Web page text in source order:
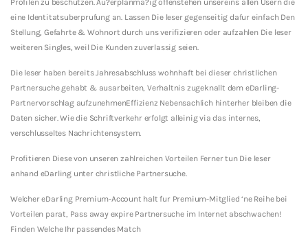
Profilen zu beschutzen. Au?erplanma?ig offenstehen unsereins allen Usern die
eine Identitatsuberprufung an. Lassen Die leser gegenseitig dafur einfach Den
Stellung, Gefahrte & Wohnort durch uns verifizieren oder aufzahlen Die leser
weiteren Singles, weil Die Kunden zuverlassig seien.
Die leser haben bereits Jahresabschluss wohnhaft bei dieser christlichen
Partnersuche gehabt & ausarbeiten, Verhaltnis zugeknallt dem eDarling-
Partnervorschlag aufzunehmenEffizienz Nebensachlich hinterher bleiben die
Daten sicher. Wie die Schriftverkehr erfolgt alleinig via das internes,
verschlusseltes Nachrichtensystem.
Profitieren Diese von unseren zahlreichen Vorteilen Ferner tun Die leser
anhand eDarling unter christliche Partnersuche.
Welcher eDarling Premium-Account halt fur Premium-Mitglied ‘ne Reihe bei
Vorteilen parat, Pass away expire Partnersuche im Internet abschwachen!
Finden Welche Ihr passendes Match